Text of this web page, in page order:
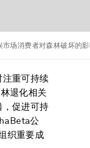
场消费者对森林破坏的
重可持续
退化相关
促进可持
公
织重要成